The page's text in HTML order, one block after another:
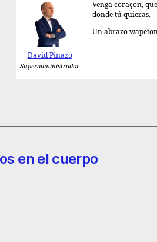
David Pinazo
Superadministrador
Venga coraçon,
donde tú quieras.
Un abrazo
en el cuerpo